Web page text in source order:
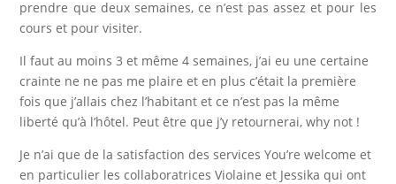
prendre que deux semaines, ce n’est pas assez et pour les
cours et pour visiter.
Il faut au moins 3 et même 4 semaines, j’ai eu une certaine
crainte ne ne pas me plaire et en plus c’était la première
fois que j’allais chez l’habitant et ce n’est pas la même
liberté qu’à l’hôtel. Peut être que j’y retournerai, why not !
Je n’ai que de la satisfaction des services You’re welcome et
en particulier les collaboratrices Violaine et Jessika qui ont